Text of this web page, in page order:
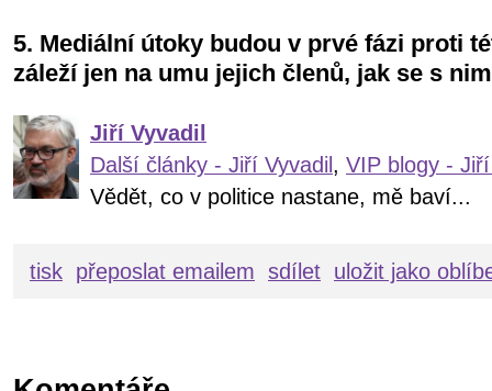
5. Mediální útoky budou v prvé fázi proti
záleží jen na umu jejich členů, jak se s
Jiří Vyvadil
Další články - Jiří Vyvadil , VIP blogy -
Vědět, co v politice nastane, mě baví...
tisk přeposlat emailem sdílet uložit jako